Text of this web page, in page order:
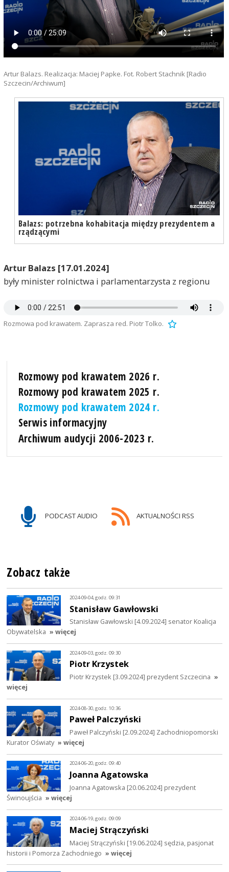
Artur Balazs. Realizacja: Maciej Papke. Fot. Robert Stachnik [Radio
Szczecin/Archiwum]
Balazs: potrzebna kohabitacja między prezydentem a
rządzącymi
Artur Balazs [17.01.2024]
były minister rolnictwa i parlamentarzysta z regionu
Rozmowa pod krawatem. Zaprasza red. Piotr Tolko.
Rozmowy pod krawatem 2026 r.
Rozmowy pod krawatem 2025 r.
Rozmowy pod krawatem 2024 r.
Serwis informacyjny
Archiwum audycji 2006-2023 r.
PODCAST AUDIO AKTUALNOŚCI RSS
Zobacz także
2024-09-04, godz. 09:31
Stanisław Gawłowski
Stanisław Gawłowski [4.09.2024] senator Koalicja
Obywatelska » więcej
2024-09-03, godz. 09:30
Piotr Krzystek
Piotr Krzystek [3.09.2024] prezydent Szczecina »
więcej
2024-08-30, godz. 10:36
Paweł Palczyński
Paweł Palczyński [2.09.2024] Zachodniopomorski
Kurator Oświaty » więcej
2024-06-20, godz. 09:40
Joanna Agatowska
Joanna Agatowska [20.06.2024] prezydent
Świnoujścia » więcej
2024-06-19, godz. 09:09
Maciej Strączyński
Maciej Strączyński [19.06.2024] sędzia, pasjonat
historii i Pomorza Zachodniego » więcej